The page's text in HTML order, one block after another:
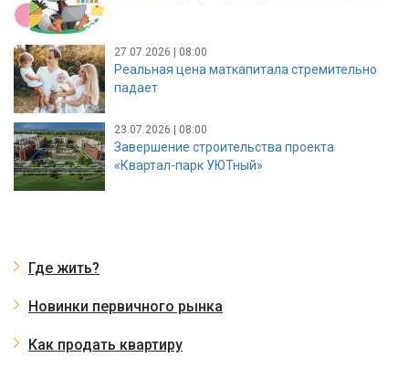
27.07.2026 | 08:00
Реальная цена маткапитала стремительно
падает
23.07.2026 | 08:00
Завершение строительства проекта
«Квартал-парк УЮТный»
Где жить?
Новинки первичного рынка
Как продать квартиру